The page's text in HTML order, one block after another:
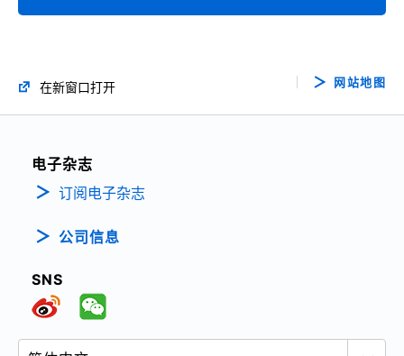
在新窗口打开 网站地图
电子杂志
订阅电子杂志
公司信息
SNS